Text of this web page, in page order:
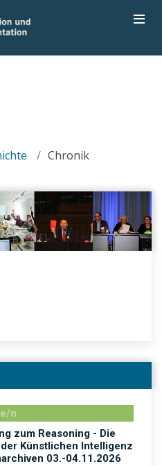
Chronik
n
zum Reasoning - Die
Künstlichen Intelligenz
03.-04.11.2026